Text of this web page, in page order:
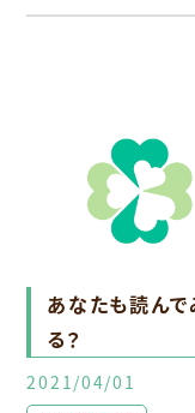
あなたも読んで
る？
2021/04/01